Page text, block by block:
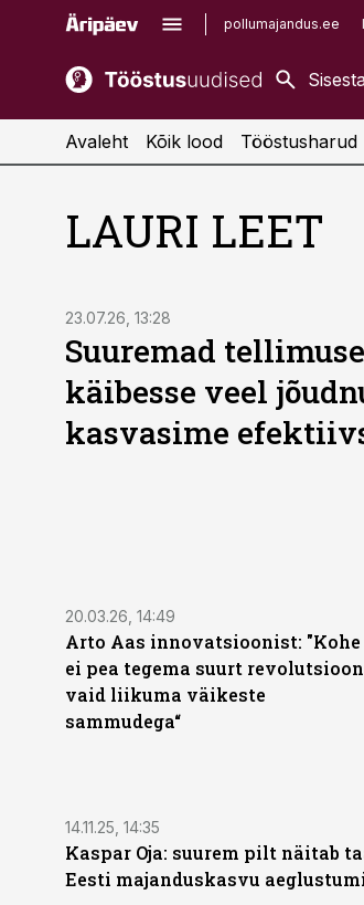
pollumajandus.ee
kaubandus.ee
kinnisvarauudised.ee
Avaleht Kõik lood Tööstusharud
LAURI LEET
23.07.26, 13:28
Suuremad
käibesse veel
kasvasime
20.03.26, 14:49
Arto Aas innovatsioonist: "Kohe
ei pea tegema suurt
vaid liikuma väikeste
sammudega“
14.11.25, 14:35
Kaspar Oja: suurem pilt näitab
Eesti majanduskasvu